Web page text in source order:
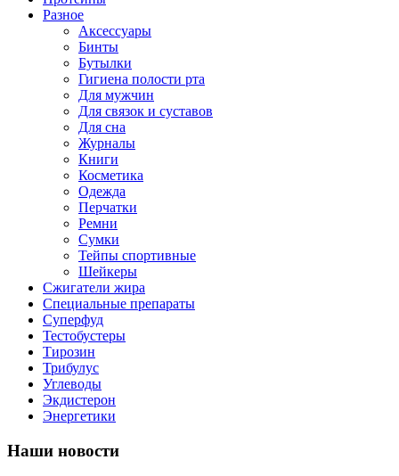
Разное
Аксессуары
Бинты
Бутылки
Гигиена полости рта
Для мужчин
Для связок и суставов
Для сна
Журналы
Книги
Косметика
Одежда
Перчатки
Ремни
Сумки
Тейпы спортивные
Шейкеры
Сжигатели жира
Специальные препараты
Суперфуд
Тестобустеры
Тирозин
Трибулус
Углеводы
Экдистерон
Энергетики
Наши новости